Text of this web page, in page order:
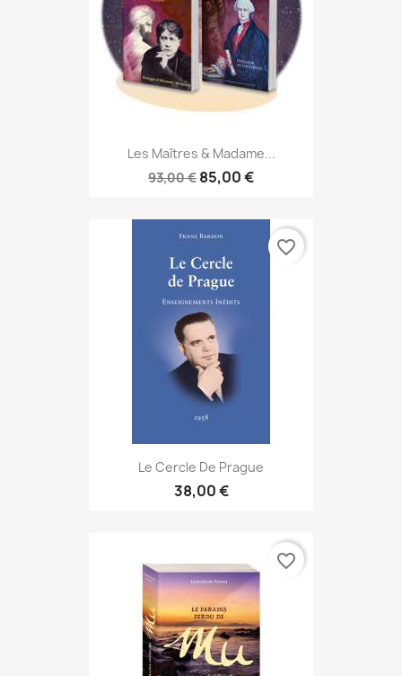
Les Maîtres & Madame...
93,00 € 85,00 €
Le Cercle De Prague
38,00 €
favorite_border
favorite_border